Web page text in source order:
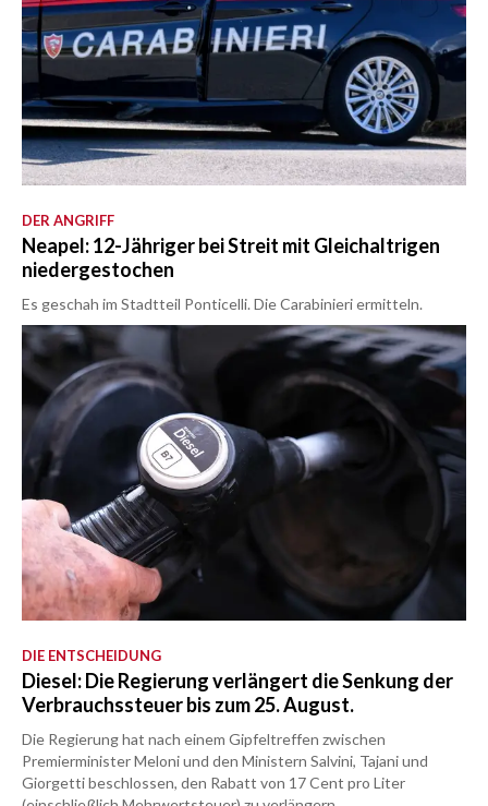
DER ANGRIFF
Neapel: 12-Jähriger bei Streit mit Gleichaltrigen
niedergestochen
Es geschah im Stadtteil Ponticelli. Die Carabinieri ermitteln.
DIE ENTSCHEIDUNG
Diesel: Die Regierung verlängert die Senkung der
Verbrauchssteuer bis zum 25. August.
Die Regierung hat nach einem Gipfeltreffen zwischen
Premierminister Meloni und den Ministern Salvini, Tajani und
Giorgetti beschlossen, den Rabatt von 17 Cent pro Liter